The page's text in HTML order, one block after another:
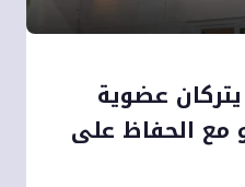
يتركان عضوية
مع الحفاظ على